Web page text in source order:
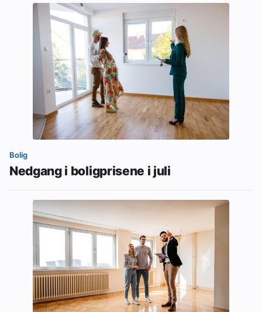
Bolig
Nedgang i boligprisene i juli